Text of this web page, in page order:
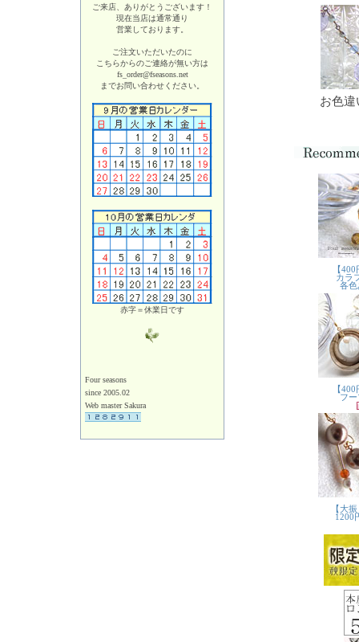
ご来店、ありがとうございます！
現在当店は通常通り
営業しております。
ご注文いただいたのに
こちらからのご連絡が無い方は
fs_order@fseasons.net
までお問い合わせください。
赤字＝休業日です
Four seasons
since 2005.02
Web master Sakura
お色